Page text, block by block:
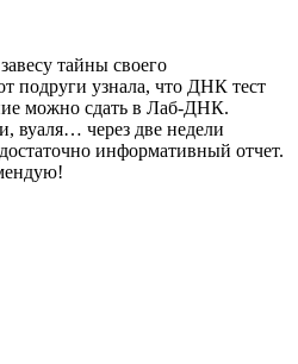
тайны своего
подруги узнала, что ДНК тест
можно сдать в Лаб-ДНК.
вуаля… через две недели
информативный отчет.